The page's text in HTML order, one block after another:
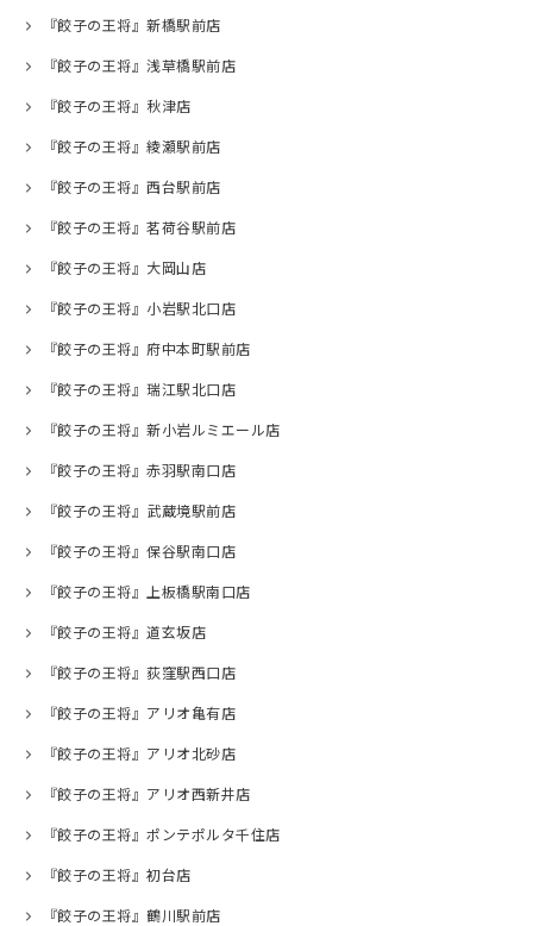
『餃子の王将』新橋駅前店
『餃子の王将』浅草橋駅前店
『餃子の王将』秋津店
『餃子の王将』綾瀬駅前店
『餃子の王将』西台駅前店
『餃子の王将』茗荷谷駅前店
『餃子の王将』大岡山店
『餃子の王将』小岩駅北口店
『餃子の王将』府中本町駅前店
『餃子の王将』瑞江駅北口店
『餃子の王将』新小岩ルミエール店
『餃子の王将』赤羽駅南口店
『餃子の王将』武蔵境駅前店
『餃子の王将』保谷駅南口店
『餃子の王将』上板橋駅南口店
『餃子の王将』道玄坂店
『餃子の王将』荻窪駅西口店
『餃子の王将』アリオ亀有店
『餃子の王将』アリオ北砂店
『餃子の王将』アリオ西新井店
『餃子の王将』ポンテポルタ千住店
『餃子の王将』初台店
『餃子の王将』鶴川駅前店